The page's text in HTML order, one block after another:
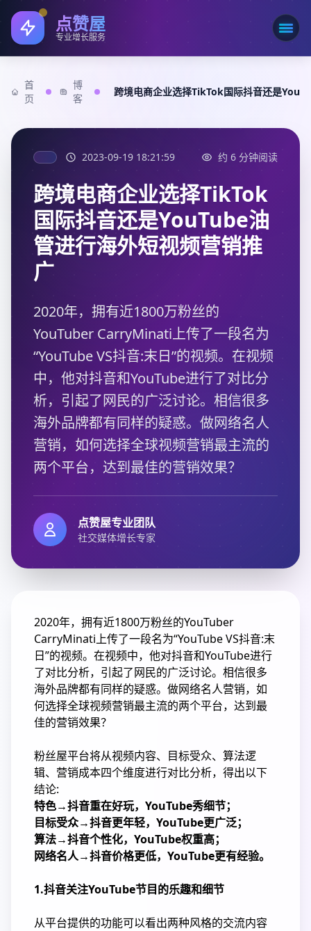
点赞屋
专业增长服务 打开
首
页
博
客
跨境电商企业选择TikTok国际抖音还是
2023-09-19 18:21:59 约 6 分钟阅读
跨境电商企业选择TikTok
国际抖音还是YouTube油
管进行海外短视频营销推
广
2020年，拥有近1800万粉丝的
YouTuber CarryMinati上传了一段名为
“YouTube VS抖音:末日”的视频。在视频
中，他对抖音和YouTube进行了对比分
析，引起了网民的广泛讨论。相信很多
海外品牌都有同样的疑惑。做网络名人
营销，如何选择全球视频营销最主流的
两个平台，达到最佳的营销效果？
点赞屋专业团队
社交媒体增长专家
2020年，拥有近1800万粉丝的YouTuber
CarryMinati上传了一段名为“YouTube VS抖音:末
日”的视频。在视频中，他对抖音和YouTube进行
了对比分析，引起了网民的广泛讨论。相信很多
海外品牌都有同样的疑惑。做网络名人营销，如
何选择全球视频营销最主流的两个平台，达到最
佳的营销效果？
粉丝屋平台将从视频内容、目标受众、算法逻
辑、营销成本四个维度进行对比分析，得出以下
结论:
特色→抖音重在好玩，YouTube秀细节；
目标受众→抖音更年轻，YouTube更广泛；
算法→抖音个性化，YouTube权重高；
网络名人→抖音价格更低，YouTube更有经验。
1.抖音关注YouTube节目的乐趣和细节
从平台提供的功能可以看出两种风格的交流内容